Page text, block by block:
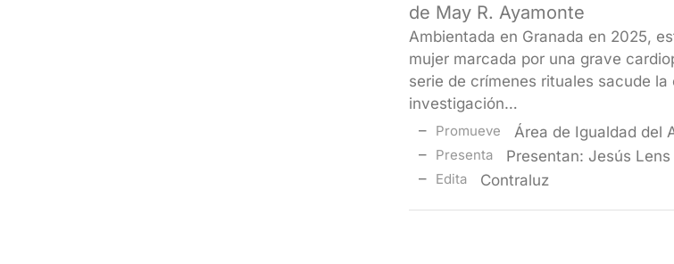
de May R. Ayamonte
Ambientada en Granada en 2025,
mujer marcada por una grave
serie de crímenes rituales sacude
investigación…
Promueve Área de Igualdad del
Presenta Presentan: Jesús
Edita Contraluz